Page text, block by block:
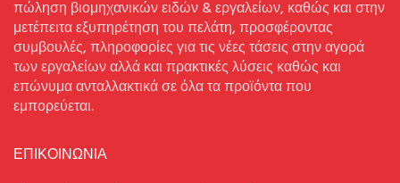
πώληση βιομηχανικών ειδών & εργαλείων, καθώς και στην
μετέπειτα εξυπηρέτηση του πελάτη, προσφέροντας
συμβουλές, πληροφορίες για τις νέες τάσεις στην αγορά
των εργαλείων αλλά και πρακτικές λύσεις καθώς και
επώνυμα ανταλλακτικά σε όλα τα προϊόντα που
εμπορεύεται.
ΕΠΙΚΟΙΝΩΝΙΑ